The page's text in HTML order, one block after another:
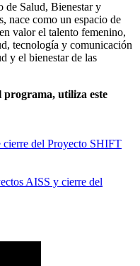
de Salud, Bienestar y
nace como un espacio de
valor el talento femenino,
tecnología y comunicación
y el bienestar de las
utiliza este
del Proyecto SHIFT
AISS y cierre del